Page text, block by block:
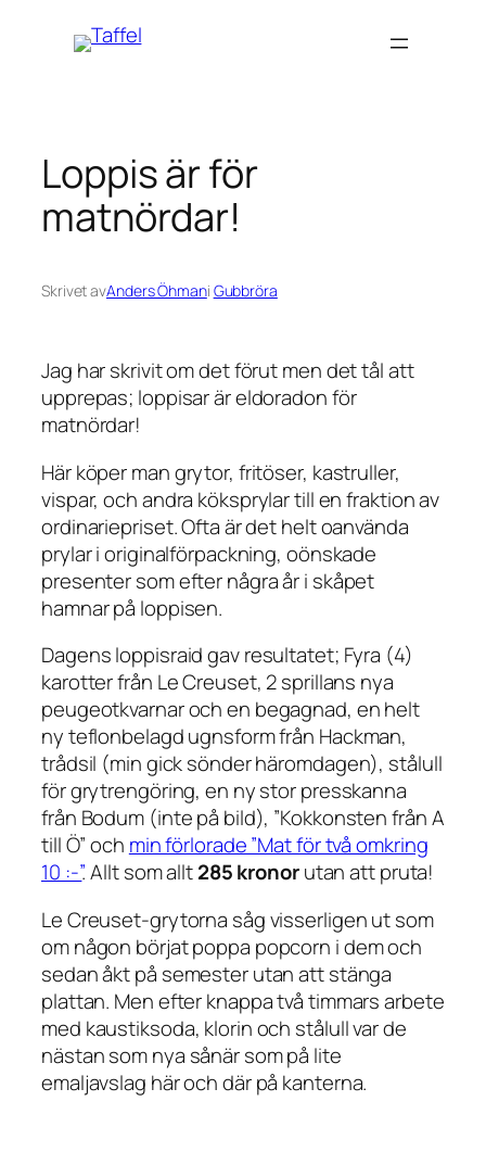
Loppis är för
matnördar!
Skrivet avAnders Öhmani Gubbröra
Jag har skrivit om det förut men det tål att
upprepas; loppisar är eldoradon för
matnördar!
Här köper man grytor, fritöser, kastruller,
vispar, och andra köksprylar till en fraktion av
ordinariepriset. Ofta är det helt oanvända
prylar i originalförpackning, oönskade
presenter som efter några år i skåpet
hamnar på loppisen.
Dagens loppisraid gav resultatet; Fyra (4)
karotter från Le Creuset, 2 sprillans nya
peugeotkvarnar och en begagnad, en helt
ny teflonbelagd ugnsform från Hackman,
trådsil (min gick sönder häromdagen), stålull
för grytrengöring, en ny stor presskanna
från Bodum (inte på bild), ”Kokkonsten från A
till Ö” och min förlorade ”Mat för två omkring
10 :-”. Allt som allt285 kronorutan att pruta!
Le Creuset-grytorna såg visserligen ut som
om någon börjat poppa popcorn i dem och
sedan åkt på semester utan att stänga
plattan. Men efter knappa två timmars arbete
med kaustiksoda, klorin och stålull var de
nästan som nya sånär som på lite
emaljavslag här och där på kanterna.